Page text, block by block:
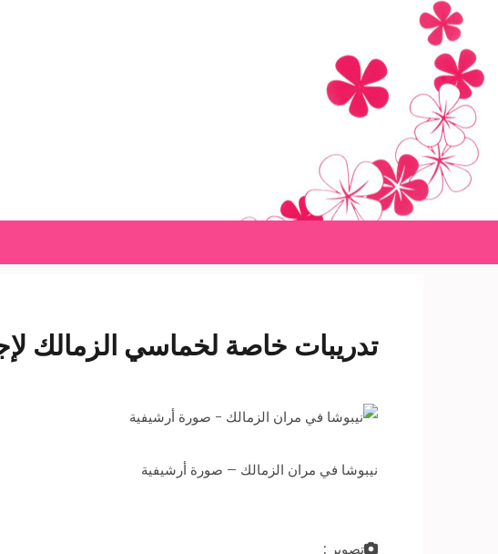
content
(Press
Enter)
تدريبات خاصة لخماسي الزمالك
نيبوشا في مران الزمالك – صورة أرشيفية
تصوير :